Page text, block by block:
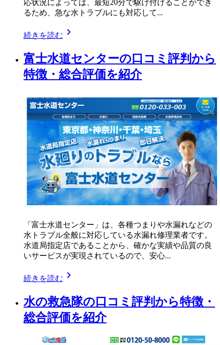
応状況によっては、最短20分で駆け付けることができ
るため、急な水トラブルにも対応して...
続きを読む chevron_right
富士水道センターの口コミ評判から
特徴・総合評価を紹介
「富士水道センター」は、各種つまりや水漏れなどの
水トラブル全般に対応している水漏れ修理業者です。
水道局指定店であることから、確かな実績や品質の良
いサービスが実現されているので、安心...
続きを読む chevron_right
水の救急隊の口コミ評判から特徴・
総合評価を紹介